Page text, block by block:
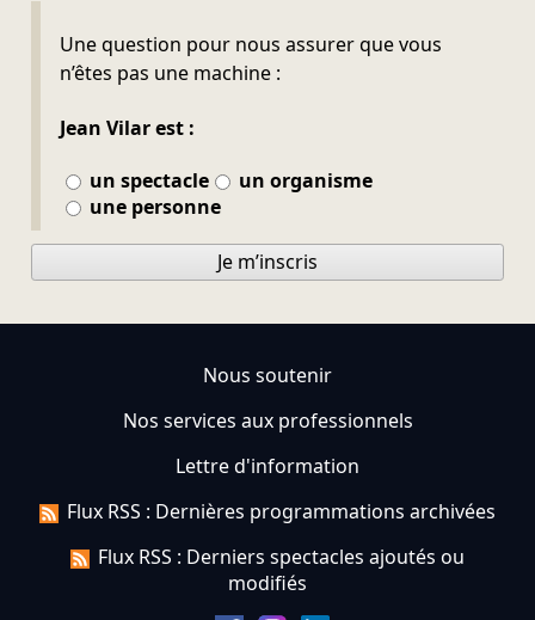
Une question pour nous assurer que vous
n’êtes pas une machine :
Jean Vilar est :
un spectacle
un organisme
une personne
Ne pas remplir
Je m’inscris
Nous soutenir
Nos services aux professionnels
Lettre d'information
Flux RSS : Dernières programmations archivées
Flux RSS : Derniers spectacles ajoutés ou
modifiés